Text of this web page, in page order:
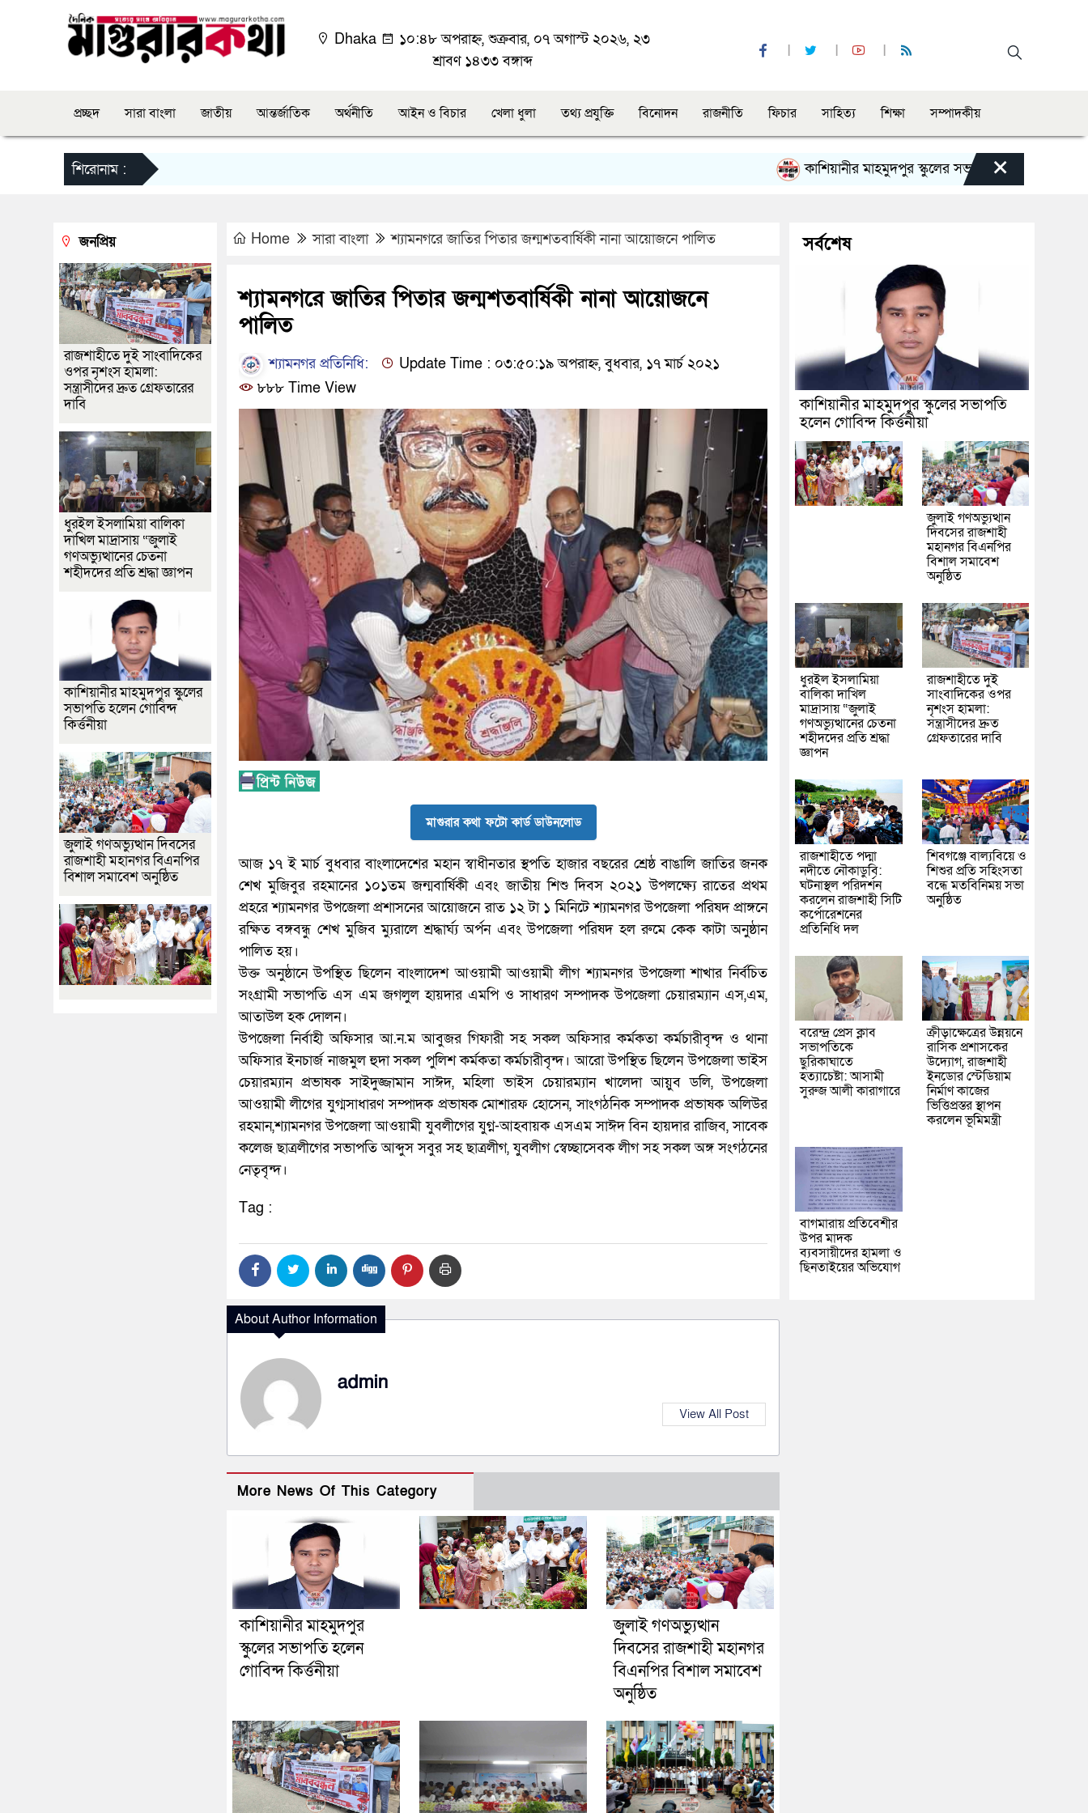
Dhaka
১০:৪৮ অপরাহ্ন, শুক্রবার, ০৭ অগাস্ট ২০২৬, ২৩
শ্রাবণ ১৪৩৩ বঙ্গাব্দ
প্রচ্ছদ সারা বাংলা জাতীয় আন্তর্জাতিক অর্থনীতি আইন ও বিচার খেলা ধুলা তথ্য প্রযুক্তি বিনোদন রাজনীতি ফিচার সাহিত্য শিক্ষা সম্পাদকীয়
শিরোনাম : কাশিয়ানীর মাহমুদপুর স্কুলের সভাপতি হলেন গোবিন্দ কির্ত্তনীয়া
×
Home সারা বাংলা শ্যামনগরে জাতির পিতার জন্মশতবার্ষিকী নানা আয়োজনে পালিত
শ্যামনগরে জাতির পিতার জন্মশতবার্ষিকী নানা আয়োজনে
পালিত
শ্যামনগর প্রতিনিধি:
Update Time : ০৩:৫০:১৯ অপরাহ্ন, বুধবার, ১৭ মার্চ ২০২১
৮৮৮ Time View
মাগুরার কথা ফটো কার্ড ডাউনলোড
আজ ১৭ ই মার্চ বুধবার বাংলাদেশের মহান স্বাধীনতার স্থপতি হাজার বছরের শ্রেষ্ঠ বাঙালি জাতির জনক
শেখ মুজিবুর রহমানের ১০১তম জন্মবার্ষিকী এবং জাতীয় শিশু দিবস ২০২১ উপলক্ষ্যে রাতের প্রথম
প্রহরে শ্যামনগর উপজেলা প্রশাসনের আয়োজনে রাত ১২ টা ১ মিনিটে শ্যামনগর উপজেলা পরিষদ প্রাঙ্গনে
রক্ষিত বঙ্গবন্ধু শেখ মুজিব ম্যুরালে শ্রদ্ধার্ঘ্য অর্পন এবং উপজেলা পরিষদ হল রুমে কেক কাটা অনুষ্ঠান
পালিত হয়।
উক্ত অনুষ্ঠানে উপস্থিত ছিলেন বাংলাদেশ আওয়ামী আওয়ামী লীগ শ্যামনগর উপজেলা শাখার নির্বচিত
সংগ্রামী সভাপতি এস এম জগলুল হায়দার এমপি ও সাধারণ সম্পাদক উপজেলা চেয়ারম্যান এস,এম,
আতাউল হক দোলন।
উপজেলা নির্বাহী অফিসার আ.ন.ম আবুজর গিফারী সহ সকল অফিসার কর্মকতা কর্মচারীবৃন্দ ও থানা
অফিসার ইনচার্জ নাজমুল হুদা সকল পুলিশ কর্মকতা কর্মচারীবৃন্দ। আরো উপস্থিত ছিলেন উপজেলা ভাইস
চেয়ারম্যান প্রভাষক সাইদুজ্জামান সাঈদ, মহিলা ভাইস চেয়ারম্যান খালেদা আয়ুব ডলি, উপজেলা
আওয়ামী লীগের যুগ্মসাধারণ সম্পাদক প্রভাষক মোশারফ হোসেন, সাংগঠনিক সম্পাদক প্রভাষক অলিউর
রহমান,শ্যামনগর উপজেলা আওয়ামী যুবলীগের যুগ্ন-আহবায়ক এসএম সাঈদ বিন হায়দার রাজিব, সাবেক
কলেজ ছাত্রলীগের সভাপতি আব্দুস সবুর সহ ছাত্রলীগ, যুবলীগ স্বেচ্ছাসেবক লীগ সহ সকল অঙ্গ সংগঠনের
নেতৃবৃন্দ।
Tag :
About Author Information
admin
View All Post
More News Of This Category
কাশিয়ানীর মাহমুদপুর
স্কুলের সভাপতি হলেন
গোবিন্দ কির্ত্তনীয়া
জুলাই গণঅভ্যুত্থান
দিবসের রাজশাহী মহানগর
বিএনপির বিশাল সমাবেশ
অনুষ্ঠিত
জনপ্রিয়
রাজশাহীতে দুই সাংবাদিকের
ওপর নৃশংস হামলা:
সন্ত্রাসীদের দ্রুত গ্রেফতারের
দাবি
ধুরইল ইসলামিয়া বালিকা
দাখিল মাদ্রাসায় “জুলাই
গণঅভ্যুত্থানের চেতনা
শহীদদের প্রতি শ্রদ্ধা জ্ঞাপন
কাশিয়ানীর মাহমুদপুর স্কুলের
সভাপতি হলেন গোবিন্দ
কির্ত্তনীয়া
জুলাই গণঅভ্যুত্থান দিবসের
রাজশাহী মহানগর বিএনপির
বিশাল সমাবেশ অনুষ্ঠিত
সর্বশেষ
কাশিয়ানীর মাহমুদপুর স্কুলের সভাপতি
হলেন গোবিন্দ কির্ত্তনীয়া
জুলাই গণঅভ্যুত্থান
দিবসের রাজশাহী
মহানগর বিএনপির
বিশাল সমাবেশ
অনুষ্ঠিত
ধুরইল ইসলামিয়া
বালিকা দাখিল
মাদ্রাসায় “জুলাই
গণঅভ্যুত্থানের চেতনা
শহীদদের প্রতি শ্রদ্ধা
জ্ঞাপন
রাজশাহীতে দুই
সাংবাদিকের ওপর
নৃশংস হামলা:
সন্ত্রাসীদের দ্রুত
গ্রেফতারের দাবি
রাজশাহীতে পদ্মা
নদীতে নৌকাডুবি:
ঘটনাস্থল পরিদর্শন
করলেন রাজশাহী সিটি
কর্পোরেশনের
প্রতিনিধি দল
শিবগঞ্জে বাল্যবিয়ে ও
শিশুর প্রতি সহিংসতা
বন্ধে মতবিনিময় সভা
অনুষ্ঠিত
বরেন্দ্র প্রেস ক্লাব
সভাপতিকে
ছুরিকাঘাতে
হত্যাচেষ্টা: আসামী
সুরুজ আলী কারাগারে
ক্রীড়াক্ষেত্রের উন্নয়নে
রাসিক প্রশাসকের
উদ্যোগ, রাজশাহী
ইনডোর স্টেডিয়াম
নির্মাণ কাজের
ভিত্তিপ্রস্তর স্থাপন
করলেন ভূমিমন্ত্রী
বাগমারায় প্রতিবেশীর
উপর মাদক
ব্যবসায়ীদের হামলা ও
ছিনতাইয়ের অভিযোগ